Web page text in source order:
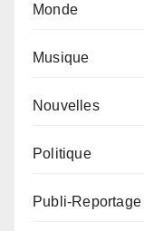
Monde
Musique
Nouvelles
Politique
Publi-Reportage